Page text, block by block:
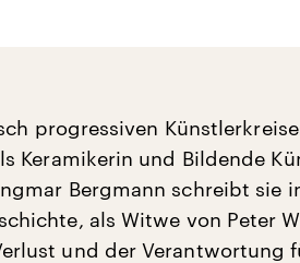
progressiven
Keramikerin und Bildende
Bergmann schreibt sie
als Witwe von Peter
und der Verantwortung